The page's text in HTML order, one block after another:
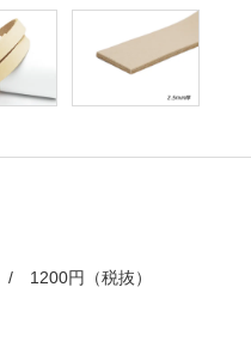
/ 1200円（税抜）